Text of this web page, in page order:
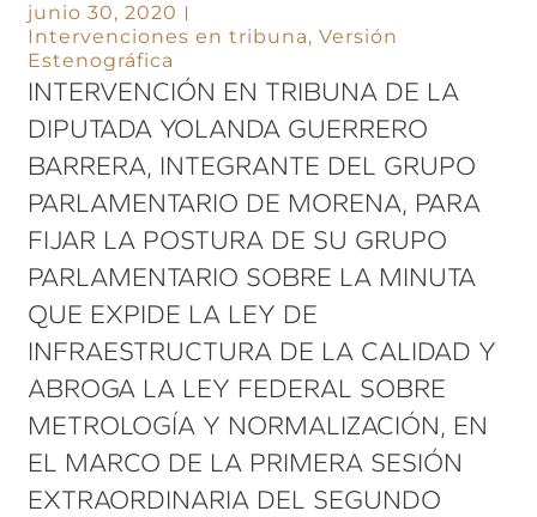
junio 30, 2020
Intervenciones en tribuna,Versión
Estenográfica
INTERVENCIÓN EN TRIBUNA DE LA
DIPUTADA YOLANDA GUERRERO
BARRERA, INTEGRANTE DEL GRUPO
PARLAMENTARIO DE MORENA, PARA
FIJAR LA POSTURA DE SU GRUPO
PARLAMENTARIO SOBRE LA MINUTA
QUE EXPIDE LA LEY DE
INFRAESTRUCTURA DE LA CALIDAD Y
ABROGA LA LEY FEDERAL SOBRE
METROLOGÍA Y NORMALIZACIÓN, EN
EL MARCO DE LA PRIMERA SESIÓN
EXTRAORDINARIA DEL SEGUNDO